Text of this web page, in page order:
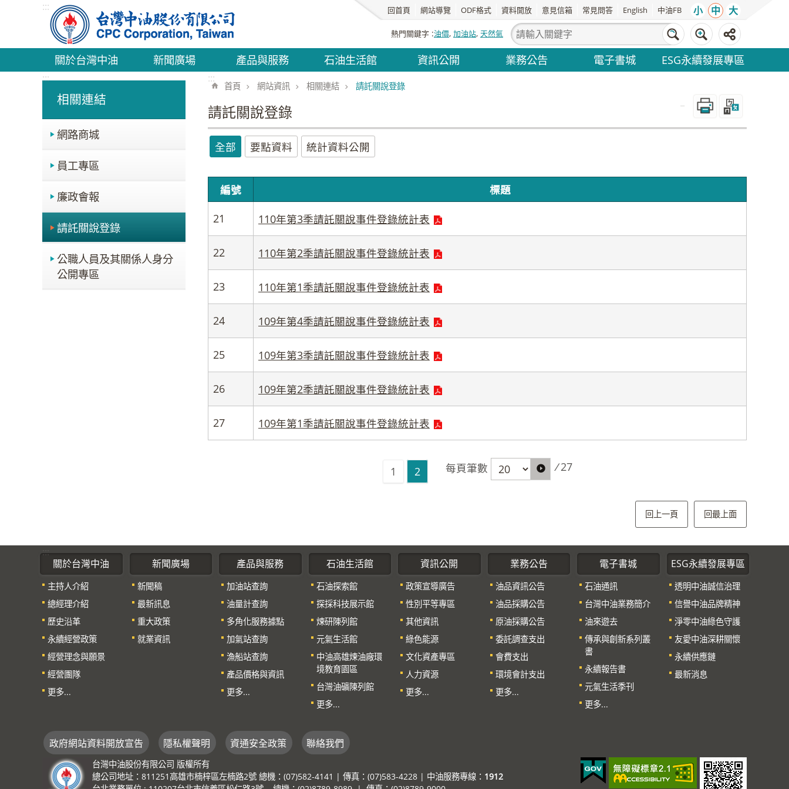
跳到主要內容區塊
::: 回首頁 網站導覽 ODF格式 資料開放 意見信箱 常見問答 English 中油FB 小 中 大
熱門關鍵字 油價 加油站 天然氣
關於台灣中油 新聞廣場 產品與服務 石油生活館 資訊公開 業務公告 電子書城 ESG永續發展專區
:::
相關連結
網路商城
員工專區
廉政會報
請託關說登錄
公職人員及其關係人身分
公開專區
:::
首頁 網站資訊 相關連結 請託關說登錄
請託關說登錄
全部 要點資料 統計資料公開
編號 標題
21 110年第3季請託關說事件登錄統計表
22 110年第2季請託關說事件登錄統計表
23 110年第1季請託關說事件登錄統計表
24 109年第4季請託關說事件登錄統計表
25 109年第3季請託關說事件登錄統計表
26 109年第2季請託關說事件登錄統計表
27 109年第1季請託關說事件登錄統計表
1 2 每頁筆數 / 27
回上一頁 回最上面
:::
關於台灣中油
主持人介紹
總經理介紹
歷史沿革
永續經營政策
經營理念與願景
經營團隊
更多...
新聞廣場
新聞稿
最新訊息
重大政策
就業資訊
產品與服務
加油站查詢
油量計查詢
多角化服務據點
加氣站查詢
漁船站查詢
產品價格與資訊
更多...
石油生活館
石油探索館
探採科技展示館
煉研陳列館
元氣生活館
中油高雄煉油廠環
境教育園區
台灣油礦陳列館
更多...
資訊公開
政策宣導廣告
性別平等專區
其他資訊
綠色能源
文化資產專區
人力資源
更多...
業務公告
油品資訊公告
油品採購公告
原油採購公告
委託調查支出
會費支出
環境會計支出
更多...
電子書城
石油通訊
台灣中油業務簡介
油來遊去
傳承與創新系列叢
書
永續報告書
元氣生活季刊
更多...
ESG永續發展專區
透明中油誠信治理
信譽中油品牌精神
淨零中油綠色守護
友愛中油深耕關懷
永續供應鏈
最新消息
政府網站資料開放宣告 隱私權聲明 資通安全政策 聯絡我們
台灣中油股份有限公司 版權所有
總公司地址：811251高雄市楠梓區左楠路2號 總機：(07)582-4141 | 傳真：(07)583-4228 | 中油服務專線： 1912